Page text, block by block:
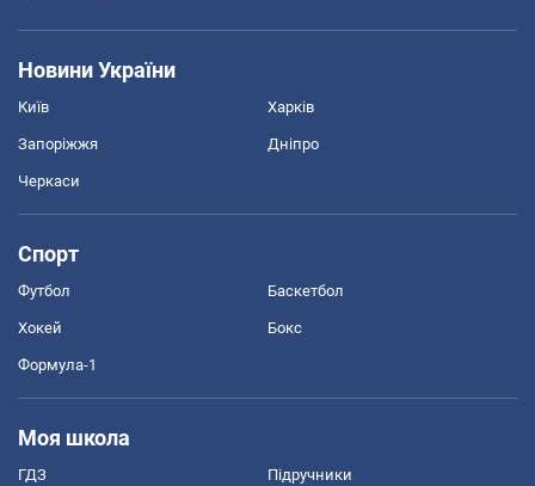
Новини України
Київ Харків
Запоріжжя Дніпро
Черкаси
Спорт
Футбол Баскетбол
Хокей Бокс
Формула-1
Моя школа
ГДЗ Підручники